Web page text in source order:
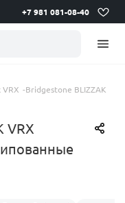
+7 981 081-08-40
VRX -Bridgestone BLIZZAK
VRX